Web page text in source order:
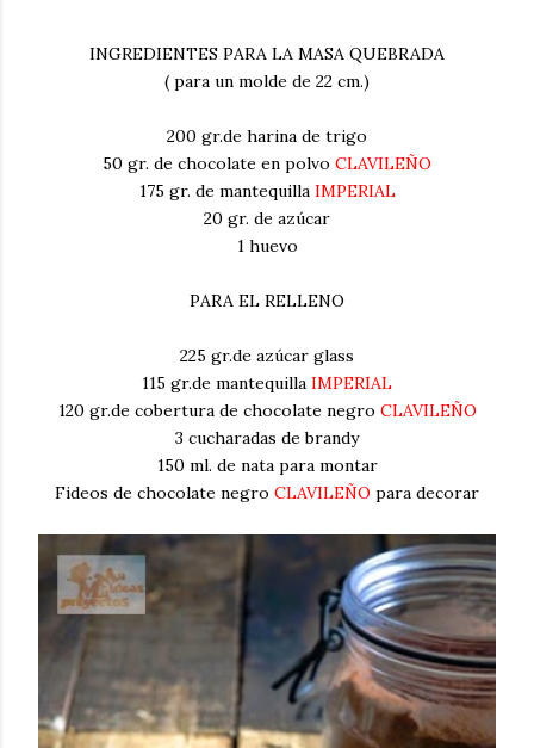
INGREDIENTES PARA LA MASA QUEBRADA
( para un molde de 22 cm.)
200 gr.de harina de trigo
50 gr. de chocolate en polvo CLAVILEÑO
175 gr. de mantequilla IMPERIAL
20 gr. de azúcar
1 huevo
PARA EL RELLENO
225 gr.de azúcar glass
115 gr.de mantequilla IMPERIAL
120 gr.de cobertura de chocolate negro CLAVILEÑO
3 cucharadas de brandy
150 ml. de nata para montar
Fideos de chocolate negro CLAVILEÑO para decorar